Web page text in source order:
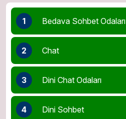
1 Bedava Sohbet Odaları
2 Chat
3 Dini Chat Odaları
4 Dini Sohbet